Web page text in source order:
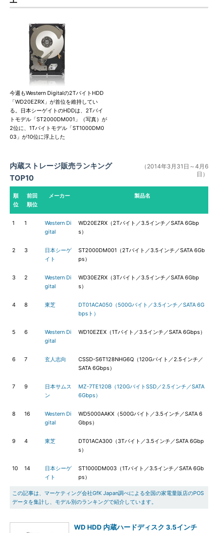
今週もWestern Digitalの2TバイトHDD
「WD20EZRX」が首位を維持してい
る。日本シーゲイトのHDDは、2Tバイ
トモデル「ST2000DM001」（写真）が
2位に、1Tバイトモデル「ST1000DM0
03」が10位に浮上した
内蔵ストレージ販売ランキング
TOP10
（2014年3月31日～4月6
日）
順
位
前回
順位
メーカー 製品名
1 1
Western Di
gital
WD20EZRX（2Tバイト／3.5インチ／SATA 6Gbp
s）
2 3
日本シーゲ
イト
ST2000DM001（2Tバイト／3.5インチ／SATA 6Gb
ps）
3 2
Western Di
gital
WD30EZRX（3Tバイト／3.5インチ／SATA 6Gbp
s）
4 8 東芝
DT01ACA050（500Gバイト／3.5インチ／SATA 6G
bpsト）
5 6
Western Di
gital
WD10EZEX（1Tバイト／3.5インチ／SATA 6Gbps）
6 7 玄人志向
CSSD-S6T128NHG6Q（120Gバイト／2.5インチ／
SATA 6Gbps）
7 9
日本サムス
ン
MZ-7TE120B（120GバイトSSD／2.5インチ／SATA
6Gbps）
8 16
Western Di
gital
WD5000AAKX（500Gバイト／3.5インチ／SATA 6
Gbps）
9 4 東芝
DT01ACA300（3Tバイト／3.5インチ／SATA 6Gbp
s）
10 14
日本シーゲ
イト
ST1000DM003（1Tバイト／3.5インチ／SATA 6Gb
ps）
この記事は、マーケティング会社GfK Japan調べによる全国の家電量販店のPOS
データを集計し、モデル別のランキングで紹介しています。
WD HDD 内蔵ハードディスク 3.5インチ